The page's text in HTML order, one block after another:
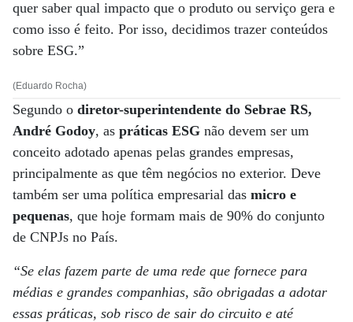
quer saber qual impacto que o produto ou serviço gera e
como isso é feito. Por isso, decidimos trazer conteúdos
sobre ESG.”
(Eduardo Rocha)
Segundo o diretor-superintendente do Sebrae RS,
André Godoy, as práticas ESG não devem ser um
conceito adotado apenas pelas grandes empresas,
principalmente as que têm negócios no exterior. Deve
também ser uma política empresarial das micro e
pequenas, que hoje formam mais de 90% do conjunto
de CNPJs no País.
“Se elas fazem parte de uma rede que fornece para
médias e grandes companhias, são obrigadas a adotar
essas práticas, sob risco de sair do circuito e até